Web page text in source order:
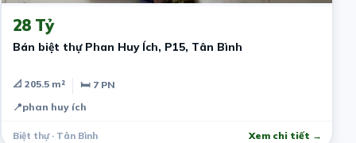
28 Tỷ
Bán biệt thự Phan Huy Ích, P15, Tân Bình
📐 205.5 m²
🛏 7 PN
📍phan huy ích
Biệt thự · Tân Bình Xem chi tiết →